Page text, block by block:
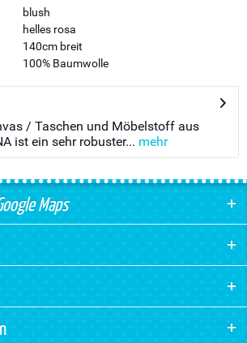
blush
helles rosa
140cm breit
100% Baumwolle
/ Taschen und Möbelstoff aus
ist ein sehr robuster... mehr
Maps